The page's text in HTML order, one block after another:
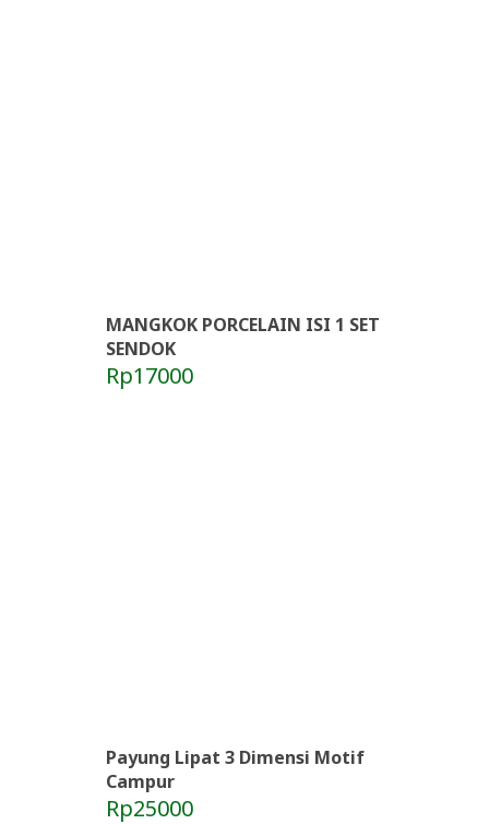
MANGKOK PORCELAIN ISI 1 SET
SENDOK
Rp17000
Payung Lipat 3 Dimensi Motif
Campur
Rp25000